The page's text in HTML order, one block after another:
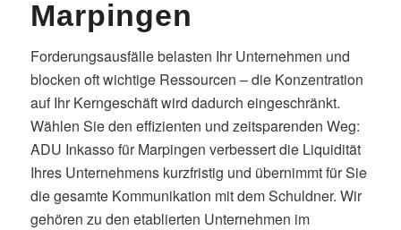
Marpingen
Forderungsausfälle belasten Ihr Unternehmen und
blocken oft wichtige Ressourcen – die Konzentration
auf Ihr Kerngeschäft wird dadurch eingeschränkt.
Wählen Sie den effizienten und zeitsparenden Weg:
ADU Inkasso für Marpingen verbessert die Liquidität
Ihres Unternehmens kurzfristig und übernimmt für Sie
die gesamte Kommunikation mit dem Schuldner. Wir
gehören zu den etablierten Unternehmen im